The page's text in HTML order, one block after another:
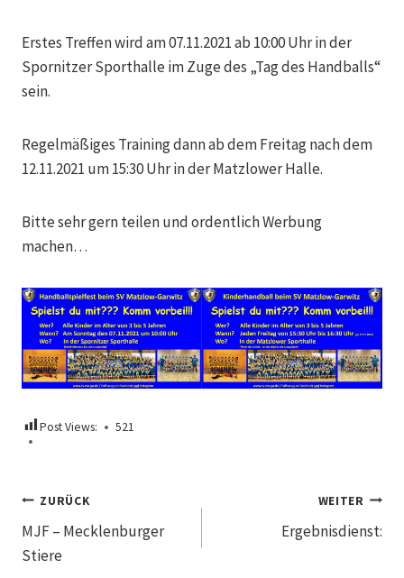
Erstes Treffen wird am 07.11.2021 ab 10:00 Uhr in der
Spornitzer Sporthalle im Zuge des „Tag des Handballs“
sein.
Regelmäßiges Training dann ab dem Freitag nach dem
12.11.2021 um 15:30 Uhr in der Matzlower Halle.
Bitte sehr gern teilen und ordentlich Werbung
machen…
Post Views: 521
Beitragsnavigation
ZURÜCK
MJF – Mecklenburger
Stiere
WEITER
Ergebnisdienst: